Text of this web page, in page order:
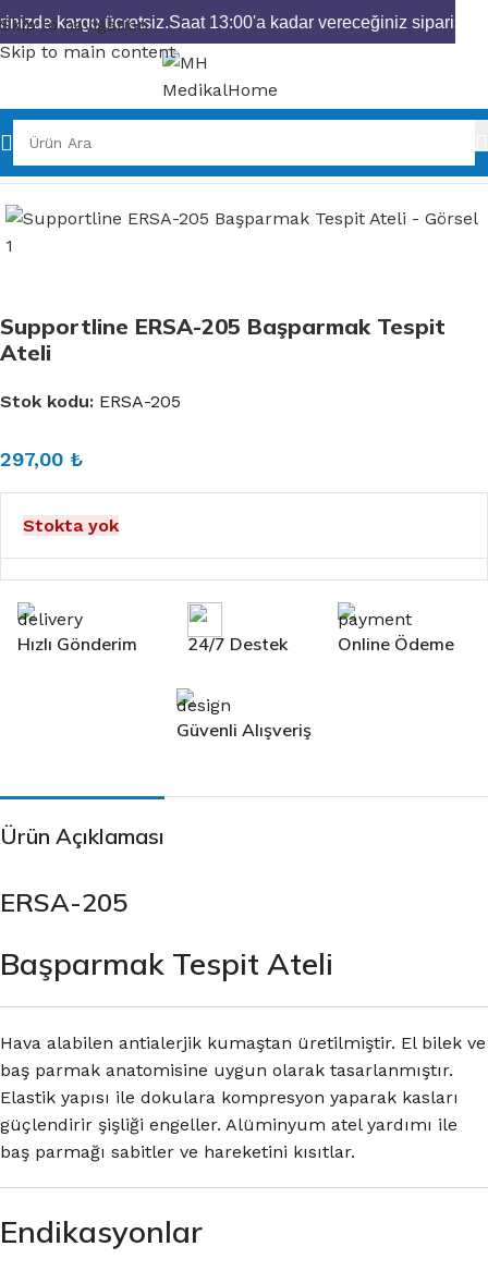
Skip to navigation
Skip to main content
Ana Sayfa
Supportline ERSA-205 Başparmak Tespit
Ateli
Stok kodu: ERSA-205
297,00 ₺
Stokta yok
Hızlı Gönderim 24/7 Destek Online Ödeme
Güvenli Alışveriş
Ürün Açıklaması
ERSA-205
Başparmak Tespit Ateli
Hava alabilen antialerjik kumaştan üretilmiştir. El bilek ve
baş parmak anatomisine uygun olarak tasarlanmıştır.
Elastik yapısı ile dokulara kompresyon yaparak kasları
güçlendirir şişliği engeller. Alüminyum atel yardımı ile
baş parmağı sabitler ve hareketini kısıtlar.
Endikasyonlar
kargo ücretsiz.Saat 13:00'a kadar vereceğiniz